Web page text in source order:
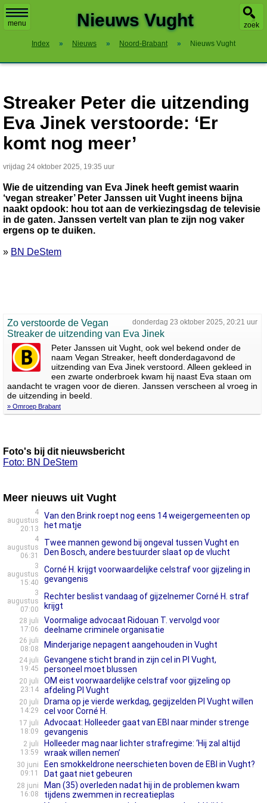
menu zoek
Nieuws Vught
Index » Nieuws » Noord-Brabant » Nieuws Vught
Streaker Peter die uitzending
Eva Jinek verstoorde: ‘Er
komt nog meer’
vrijdag 24 oktober 2025, 19:35 uur
Wie de uitzending van Eva Jinek heeft gemist waarin
‘vegan streaker’ Peter Janssen uit Vught ineens bijna
naakt opdook: hou tot aan de verkiezingsdag de televisie
in de gaten. Janssen vertelt van plan te zijn nog vaker
ergens op te duiken.
» BN DeStem
donderdag 23 oktober 2025, 20:21 uur
Zo verstoorde de Vegan
Streaker de uitzending van Eva Jinek
Peter Janssen uit Vught, ook wel bekend onder de
naam Vegan Streaker, heeft donderdagavond de
uitzending van Eva Jinek verstoord. Alleen gekleed in
een zwarte onderbroek kwam hij naast Eva staan om
aandacht te vragen voor de dieren. Janssen verscheen al vroeg in
de uitzending in beeld.
» Omroep Brabant
Foto's bij dit nieuwsbericht
Foto: BN DeStem
Meer nieuws uit Vught
4
augustus
20:13
Van den Brink roept nog eens 14 weigergemeenten op
het matje
4
augustus
06:31
Twee mannen gewond bij ongeval tussen Vught en
Den Bosch, andere bestuurder slaat op de vlucht
3
augustus
15:40
Corné H. krijgt voorwaardelijke celstraf voor gijzeling in
gevangenis
3
augustus
07:00
Rechter beslist vandaag of gijzelnemer Corné H. straf
krijgt
28 juli
17:06
Voormalige advocaat Ridouan T. vervolgd voor
deelname criminele organisatie
26 juli
08:08
Minderjarige nepagent aangehouden in Vught
24 juli
19:45
Gevangene sticht brand in zijn cel in PI Vught,
personeel moet blussen
20 juli
23:14
OM eist voorwaardelijke celstraf voor gijzeling op
afdeling PI Vught
20 juli
14:29
Drama op je vierde werkdag, gegijzelden PI Vught willen
cel voor Corné H.
17 juli
18:09
Advocaat: Holleeder gaat van EBI naar minder strenge
gevangenis
2 juli
13:59
Holleeder mag naar lichter strafregime: ‘Hij zal altijd
wraak willen nemen’
30 juni
09:11
Een smokkeldrone neerschieten boven de EBI in Vught?
Dat gaat niet gebeuren
28 juni
16:08
Man (35) overleden nadat hij in de problemen kwam
tijdens zwemmen in recreatieplas